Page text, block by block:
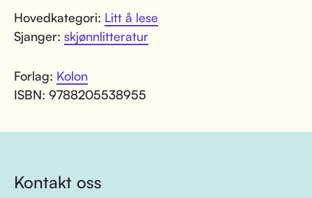
Hovedkategori: Litt å lese
Sjanger: skjønnlitteratur
Forlag: Kolon
ISBN: 9788205538955
Kontakt oss